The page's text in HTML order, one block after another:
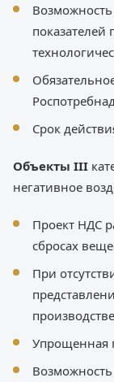
Срок
Объекты III
негативное
Проект НДС
сбросах
При
Упрощенная